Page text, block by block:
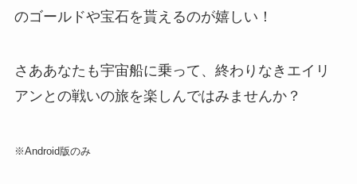
のゴールドや宝石を貰えるのが嬉しい！
さああなたも宇宙船に乗って、終わりなきエイリ
アンとの戦いの旅を楽しんではみませんか？
※Android版のみ